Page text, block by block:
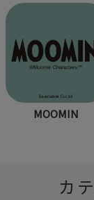
MOOMIN
カ